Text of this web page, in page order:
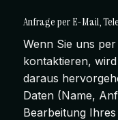
Anfrage per E-Mail,
Wenn Sie uns
kontaktieren,
daraus
Daten (Name,
Bearbeitung